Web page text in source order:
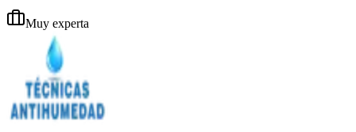
Muy experta